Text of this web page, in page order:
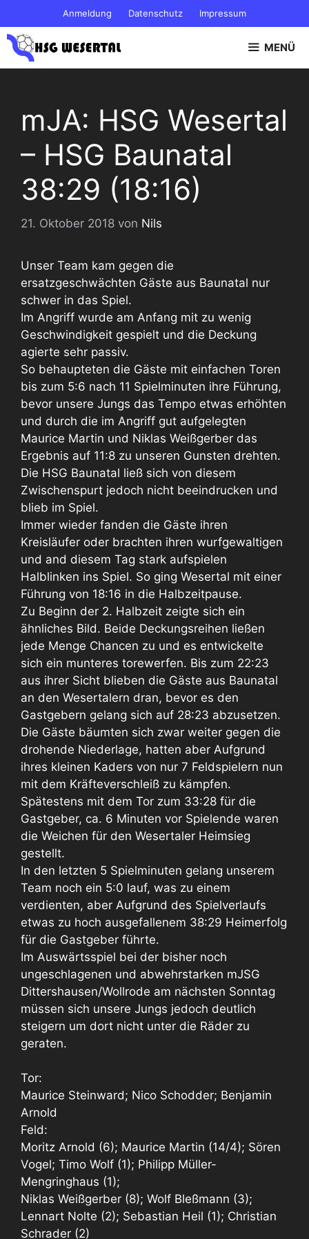
Inhalt
springen
Anmeldung Datenschutz Impressum
MENÜ
mJA: HSG Wesertal
– HSG Baunatal
38:29 (18:16)
21. Oktober 2018 von Nils
Unser Team kam gegen die
ersatzgeschwächten Gäste aus Baunatal nur
schwer in das Spiel.
Im Angriff wurde am Anfang mit zu wenig
Geschwindigkeit gespielt und die Deckung
agierte sehr passiv.
So behaupteten die Gäste mit einfachen Toren
bis zum 5:6 nach 11 Spielminuten ihre Führung,
bevor unsere Jungs das Tempo etwas erhöhten
und durch die im Angriff gut aufgelegten
Maurice Martin und Niklas Weißgerber das
Ergebnis auf 11:8 zu unseren Gunsten drehten.
Die HSG Baunatal ließ sich von diesem
Zwischenspurt jedoch nicht beeindrucken und
blieb im Spiel.
Immer wieder fanden die Gäste ihren
Kreisläufer oder brachten ihren wurfgewaltigen
und and diesem Tag stark aufspielen
Halblinken ins Spiel. So ging Wesertal mit einer
Führung von 18:16 in die Halbzeitpause.
Zu Beginn der 2. Halbzeit zeigte sich ein
ähnliches Bild. Beide Deckungsreihen ließen
jede Menge Chancen zu und es entwickelte
sich ein munteres torewerfen. Bis zum 22:23
aus ihrer Sicht blieben die Gäste aus Baunatal
an den Wesertalern dran, bevor es den
Gastgebern gelang sich auf 28:23 abzusetzen.
Die Gäste bäumten sich zwar weiter gegen die
drohende Niederlage, hatten aber Aufgrund
ihres kleinen Kaders von nur 7 Feldspielern nun
mit dem Kräfteverschleiß zu kämpfen.
Spätestens mit dem Tor zum 33:28 für die
Gastgeber, ca. 6 Minuten vor Spielende waren
die Weichen für den Wesertaler Heimsieg
gestellt.
In den letzten 5 Spielminuten gelang unserem
Team noch ein 5:0 lauf, was zu einem
verdienten, aber Aufgrund des Spielverlaufs
etwas zu hoch ausgefallenem 38:29 Heimerfolg
für die Gastgeber führte.
Im Auswärtsspiel bei der bisher noch
ungeschlagenen und abwehrstarken mJSG
Dittershausen/Wollrode am nächsten Sonntag
müssen sich unsere Jungs jedoch deutlich
steigern um dort nicht unter die Räder zu
geraten.
Tor:
Maurice Steinward; Nico Schodder; Benjamin
Arnold
Feld:
Moritz Arnold (6); Maurice Martin (14/4); Sören
Vogel; Timo Wolf (1); Philipp Müller-
Mengringhaus (1);
Niklas Weißgerber (8); Wolf Bleßmann (3);
Lennart Nolte (2); Sebastian Heil (1); Christian
Schrader (2)